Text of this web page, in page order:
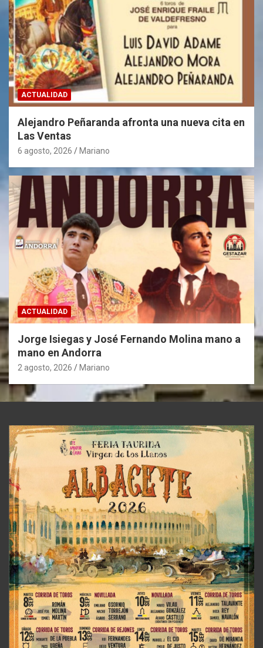
ACTUALIDAD
Alejandro Peñaranda afronta una nueva cita en
Las Ventas
6 agosto, 2026 Mariano
ACTUALIDAD
Jorge Isiegas y José Fernando Molina mano a
mano en Andorra
2 agosto, 2026 Mariano